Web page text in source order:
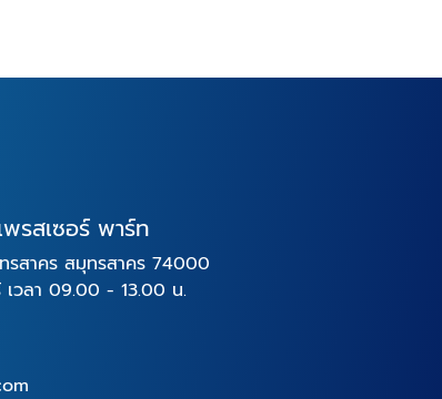
รสเซอร์ พาร์ท
รสาคร สมุทรสาคร 74000
วลา 09.00 - 13.00 น.